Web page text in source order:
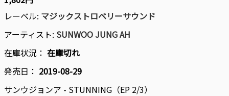
レーベル: マジックストロベリーサウンド
アーティスト: SUNWOO JUNG AH
在庫状況： 在庫切れ
発売日： 2019-08-29
サンウジョンア - STUNNING（EP 2/3）